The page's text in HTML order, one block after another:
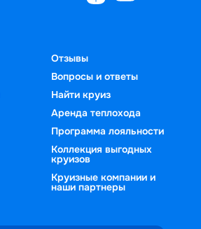
Отзывы
Вопросы и ответы
Найти круиз
Аренда теплохода
Программа лояльности
Коллекция выгодных
круизов
Круизные компании и
наши партнеры